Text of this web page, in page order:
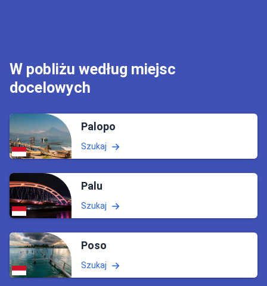
W pobliżu według miejsc
docelowych
Palopo
Szukaj
Palu
Szukaj
Poso
Szukaj